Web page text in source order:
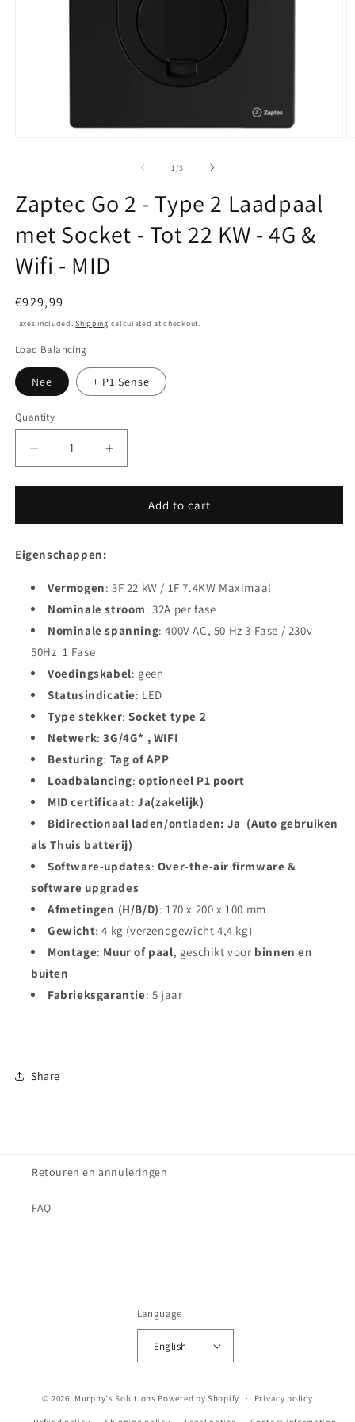
1 /of
3
Zaptec Go 2 - Type 2 Laadpaal
met Socket - Tot 22 KW - 4G &
Wifi - MID
Regular price
€929,99
Taxes included.Shipping calculated at checkout.
Load Balancing
Nee + P1 Sense
Quantity
Quantity
Decrease quantity for Zaptec Go 2 - Type 2
Increase quantity for Zaptec Go 2 -
Add to cart
Eigenschappen:
Vermogen: 3F 22 kW / 1F 7.4KW Maximaal
Nominale stroom: 32A per fase
Nominale spanning: 400V AC, 50 Hz 3 Fase / 230v
50Hz 1 Fase
Voedingskabel: geen
Statusindicatie: LED
Type stekker:Socket type 2
Netwerk:3G/4G* , WIFI
Besturing: Tag of APP
Loadbalancing:optioneel P1 poort
MID certificaat: Ja(zakelijk)
Bidirectionaal laden/ontladen: Ja (Auto gebruiken
als Thuis batterij)
Software-updates: Over-the-air firmware &
software upgrades
Afmetingen (H/B/D): 170 x 200 x 100 mm
Gewicht: 4 kg (verzendgewicht 4,4 kg)
Montage: Muur of paal, geschikt voor binnen en
buiten
Fabrieksgarantie: 5 jaar
Share
Retouren en annuleringen
FAQ
Language
English
© 2026, Murphy's Solutions Powered by Shopify Privacy policy